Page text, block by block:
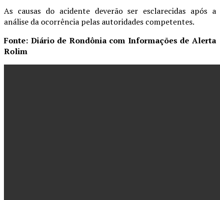
As causas do acidente deverão ser esclarecidas após a
análise da ocorrência pelas autoridades competentes.
Fonte: Diário de Rondônia com Informações de Alerta
Rolim